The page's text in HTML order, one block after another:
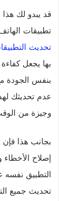
قد يبدو لك
تطبيقات
تحديث
بها يجعل
بنفس الجودة
عدم تحديثك
وجيزة من
بجانب هذا
إصلاح
التطبيق
تحديث جميع